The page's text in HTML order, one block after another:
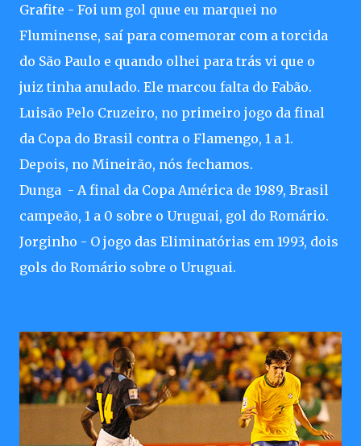
Grafite - Foi um gol quue eu marquei no
Fluminense, saí para comemorar com a torcida
do São Paulo e quando olhei para trás vi que o
juiz tinha anulado. Ele marcou falta do Fabão.
Luisão Pelo Cruzeiro, no primeiro jogo da final
da Copa do Brasil contra o Flamengo, 1 a 1.
Depois, no Mineirão, nós fechamos.
Dunga - A final da Copa América de 1989, Brasil
campeão, 1 a 0 sobre o Uruguai, gol do Romário.
Jorginho - O jogo das Eliminatórias em 1993, dois
gols do Romário sobre o Uruguai.